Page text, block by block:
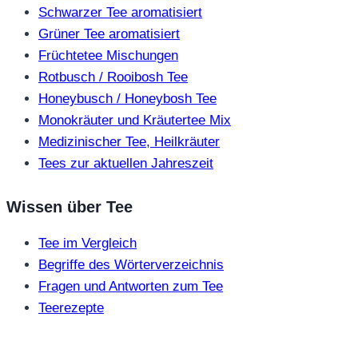
Schwarzer Tee aromatisiert
Grüner Tee aromatisiert
Früchtetee Mischungen
Rotbusch / Rooibosh Tee
Honeybusch / Honeybosh Tee
Monokräuter und Kräutertee Mix
Medizinischer Tee, Heilkräuter
Tees zur aktuellen Jahreszeit
Wissen über Tee
Tee im Vergleich
Begriffe des Wörterverzeichnis
Fragen und Antworten zum Tee
Teerezepte